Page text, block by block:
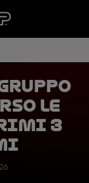
le
3